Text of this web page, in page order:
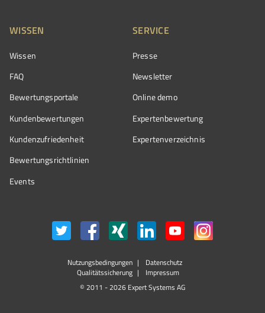
WISSEN
Wissen
FAQ
Bewertungsportale
Kundenbewertungen
Kundenzufriedenheit
Bewertungs­richtlinien
Events
SERVICE
Presse
Newsletter
Online demo
Expertenbewertung
Expertenverzeichnis
Nutzungsbedingungen
Datenschutz
Qualitätssicherung
Impressum
© 2011 - 2026 Expert Systems AG